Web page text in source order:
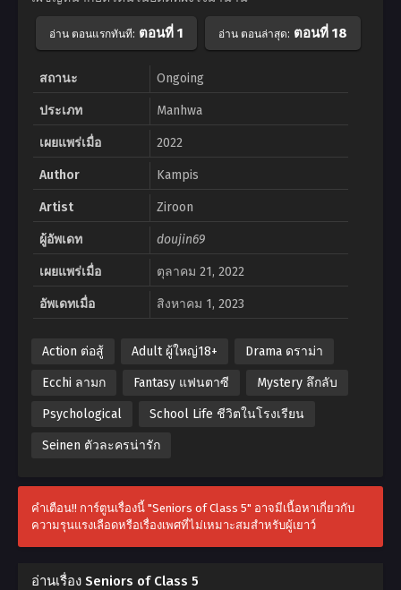
อ่าน ตอนแรกทันที: ตอนที่ 1 อ่าน ตอนล่าสุด: ตอนที่ 18
สถานะ Ongoing
ประเภท Manhwa
เผยแพร่เมื่อ 2022
Author Kampis
Artist Ziroon
ผู้อัพเดท doujin69
เผยแพร่เมื่อ ตุลาคม 21, 2022
อัพเดทเมื่อ สิงหาคม 1, 2023
Action ต่อสู้ Adult ผู้ใหญ่18+ Drama ดราม่า
Ecchi ลามก Fantasy แฟนตาซี Mystery ลึกลับ
Psychological School Life ชีวิตในโรงเรียน
Seinen ตัวละครน่ารัก
คำเตือน!! การ์ตูนเรื่องนี้ "Seniors of Class 5" อาจมีเนื้อหาเกี่ยวกับ
ความรุนแรงเลือดหรือเรื่องเพศที่ไม่เหมาะสมสำหรับผู้เยาว์
อ่านเรื่อง Seniors of Class 5